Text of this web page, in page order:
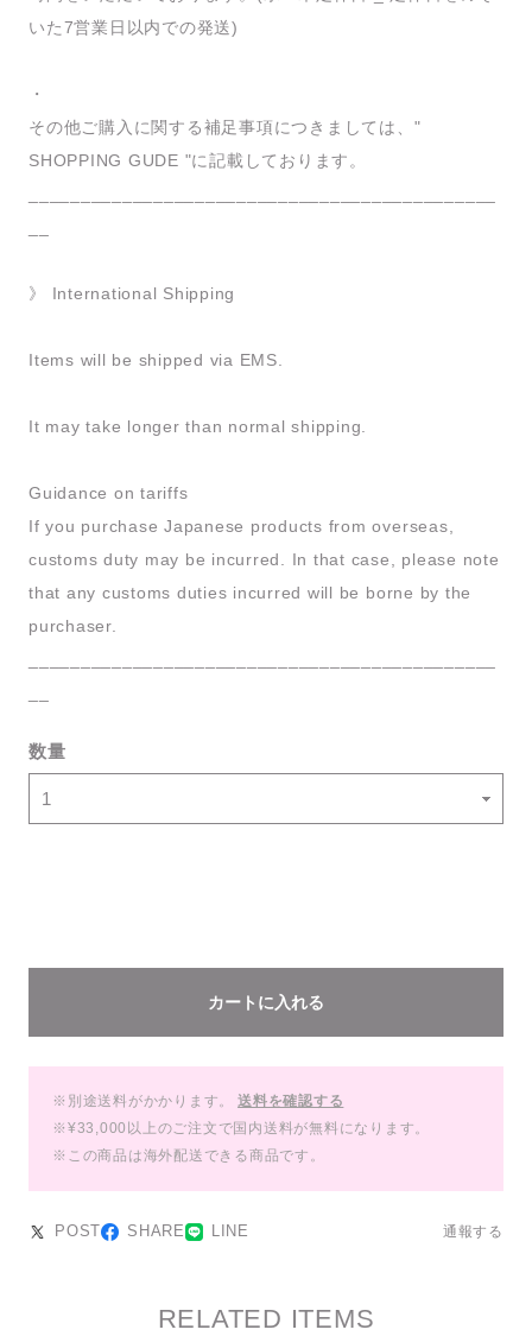
いた7営業日以内での発送)
・
その他ご購入に関する補足事項につきましては、"
SHOPPING GUDE "に記載しております。
》 International Shipping
Items will be shipped via EMS.
It may take longer than normal shipping.
Guidance on tariffs
If you purchase Japanese products from overseas,
customs duty may be incurred. In that case, please note
that any customs duties incurred will be borne by the
purchaser.
数量
カートに入れる
※別途送料がかかります。
送料を確認する
※¥33,000以上のご注文で国内送料が無料になります。
※この商品は海外配送できる商品です。
POST SHARE LINE 通報する
RELATED ITEMS